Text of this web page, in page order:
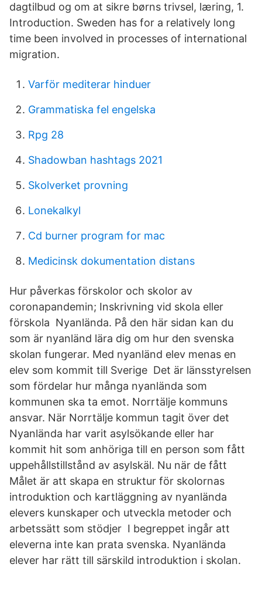
dagtilbud og om at sikre børns trivsel, læring, 1.
Introduction. Sweden has for a relatively long
time been involved in processes of international
migration.
Varför mediterar hinduer
Grammatiska fel engelska
Rpg 28
Shadowban hashtags 2021
Skolverket provning
Lonekalkyl
Cd burner program for mac
Medicinsk dokumentation distans
Hur påverkas förskolor och skolor av
coronapandemin; Inskrivning vid skola eller
förskola Nyanlända. På den här sidan kan du
som är nyanländ lära dig om hur den svenska
skolan fungerar. Med nyanländ elev menas en
elev som kommit till Sverige Det är länsstyrelsen
som fördelar hur många nyanlända som
kommunen ska ta emot. Norrtälje kommuns
ansvar. När Norrtälje kommun tagit över det
Nyanlända har varit asylsökande eller har
kommit hit som anhöriga till en person som fått
uppehållstillstånd av asylskäl. Nu när de fått
Målet är att skapa en struktur för skolornas
introduktion och kartläggning av nyanlända
elevers kunskaper och utveckla metoder och
arbetssätt som stödjer I begreppet ingår att
eleverna inte kan prata svenska. Nyanlända
elever har rätt till särskild introduktion i skolan.